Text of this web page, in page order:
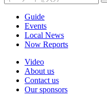
Guide
Events
Local News
Now Reports
Video
About us
Contact us
Our sponsors